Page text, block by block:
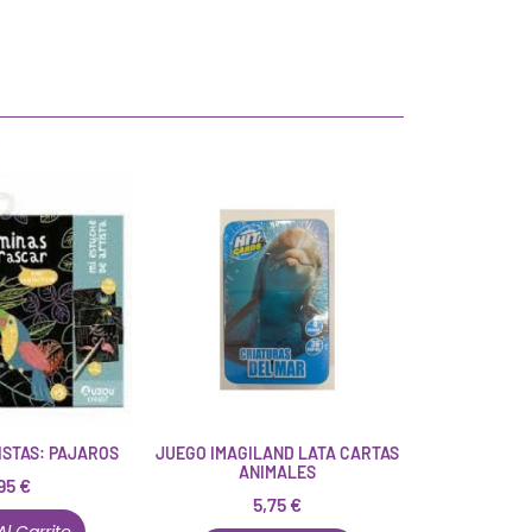
PAJAROS
€
JUEGO IMAGILAND LATA CARTAS
ANIMALES
5,75 €